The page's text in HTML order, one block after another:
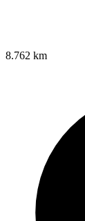
8.762 km